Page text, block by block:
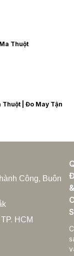
Thuột
Thuột | Đo May Tận
Công, Buôn
HCM
&